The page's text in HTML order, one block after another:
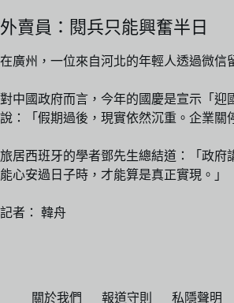
外賣員：閱兵只能興奮半日
在廣州，一位來自河北的年輕人透過微信
對中國政府而言，今年的國慶是宣示「迎
說：「假期過後，現實依然沉重。企業關
旅居西班牙的學者鄧先生總結道：「政
能心安過日子時，才能算是真正實現。」
記者： 韓舟
關於我們 報道守則 私隱聲明